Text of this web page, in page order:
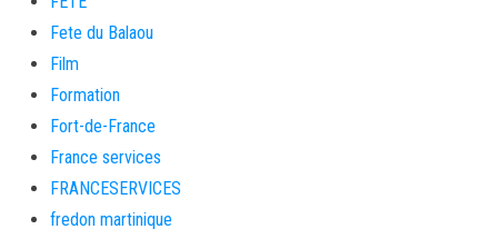
Fete du Balaou
Film
Formation
Fort-de-France
France services
FRANCESERVICES
fredon martinique